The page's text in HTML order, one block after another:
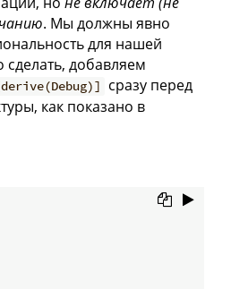
. Мы должны явно
для нашей
сделать, добавляем
сразу перед
как показано в